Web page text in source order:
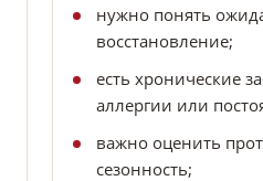
нужно понять
восстановление;
есть хронические
аллергии или
важно оценить
сезонность;